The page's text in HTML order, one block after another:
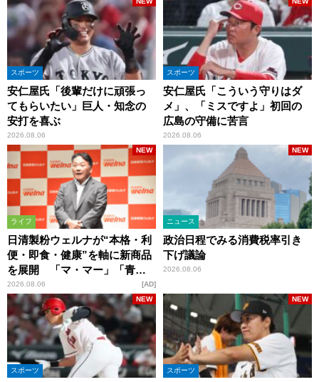
スポーツ
安仁屋氏「後輩だけに頑張っ
てもらいたい」巨人・知念の
安打を喜ぶ
2026.08.06
スポーツ
安仁屋氏「こういう守りはダ
メ」、「ミスですよ」初回の
広島の守備に苦言
2026.08.06
ライフ
日清製粉ウェルナが“本格・利
便・即食・健康”を軸に新商品
を展開 「マ・マー」「青の
洞窟」ブランドを強化
2026.08.06
NEW
AD
ニュース
政治日程でみる消費税率引き
下げ議論
2026.08.06
NEW
スポーツ
NEW
スポーツ
NEW